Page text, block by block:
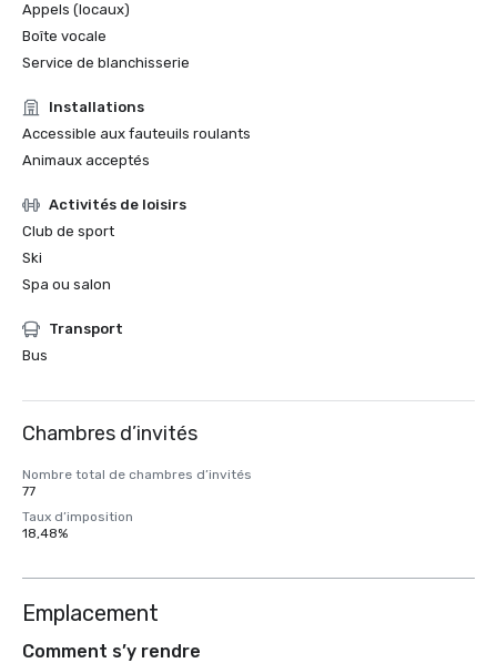
Appels (locaux)
Boîte vocale
Service de blanchisserie
Installations
Accessible aux fauteuils roulants
Animaux acceptés
Activités de loisirs
Club de sport
Ski
Spa ou salon
Transport
Bus
Chambres d’invités
Nombre total de chambres d’invités
77
Taux d’imposition
18,48%
Emplacement
Comment s’y rendre